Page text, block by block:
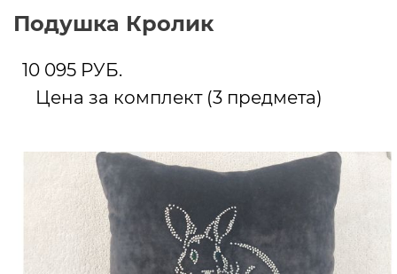
Подушка Кролик
10 095 РУБ.
Цена за комплект (3 предметa)